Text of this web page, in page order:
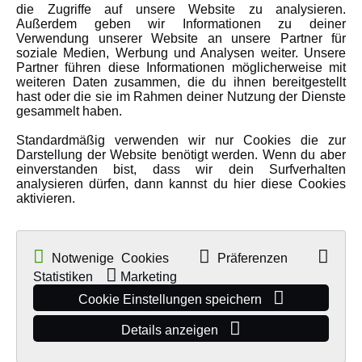
Amewi Kataloge
MEHR VON AMEWI
AMXRacing - Qualitäts RC-Zubehör
Malinos - Die kreative Seite von Amewi
Werden Sie Amewi Händler
Amewi B2B-Shop
die Zugriffe auf unsere Website zu analysieren.
Außerdem geben wir Informationen zu deiner
Verwendung unserer Website an unsere Partner für
soziale Medien, Werbung und Analysen weiter. Unsere
Partner führen diese Informationen möglicherweise mit
weiteren Daten zusammen, die du ihnen bereitgestellt
hast oder die sie im Rahmen deiner Nutzung der Dienste
gesammelt haben.
Standardmäßig verwenden wir nur Cookies die zur
Darstellung der Website benötigt werden. Wenn du aber
einverstanden bist, dass wir dein Surfverhalten
analysieren dürfen, dann kannst du hier diese Cookies
aktivieren.
Notwenige Cookies
Präferenzen
Statistiken
Marketing
Cookie Einstellungen speichern
Details anzeigen